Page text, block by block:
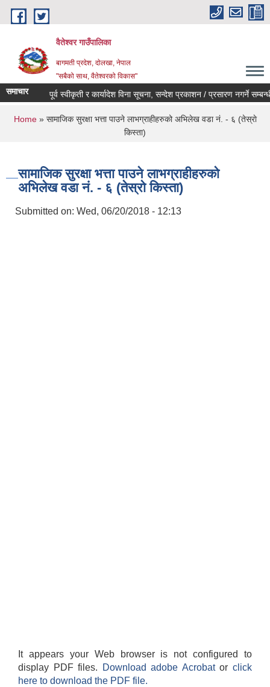
Skip to main content
वैतेश्वर गाउँपालिका
बागमती प्रदेश, दाेलखा, नेपाल
"सबैको साथ, वैतेश्वरको विकास"
समाचार पूर्व स्वीकृती र कार्यादेश विना सूचना, सन्देश प्रकाशन / प्रसारण नगर्ने सम्बन्धी
You are here
Home» सामाजिक सुरक्षा भत्ता पाउने लाभग्राहीहरुको अभिलेख वडा नं. - ६ (तेस्राे
किस्ता)
सामाजिक सुरक्षा भत्ता पाउने लाभग्राहीहरुको
अभिलेख वडा नं. - ६ (तेस्राे किस्ता)
Submitted on: Wed, 06/20/2018 - 12:13
It appears your Web browser is not configured to
display PDF files.
Download adobe Acrobatorclick
here to download the PDF file.